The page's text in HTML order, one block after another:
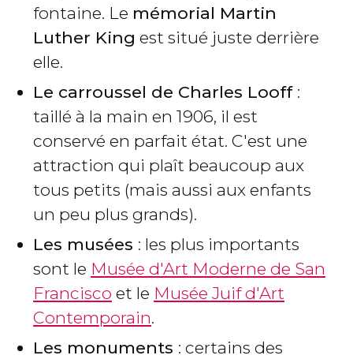
fontaine. Le mémorial Martin
Luther King est situé juste derrière
elle.
Le carroussel de Charles Looff :
taillé à la main en 1906, il est
conservé en parfait état. C'est une
attraction qui plaît beaucoup aux
tous petits (mais aussi aux enfants
un peu plus grands).
Les musées : les plus importants
sont le Musée d'Art Moderne de San
Francisco et le Musée Juif d'Art
Contemporain.
Les monuments : certains des